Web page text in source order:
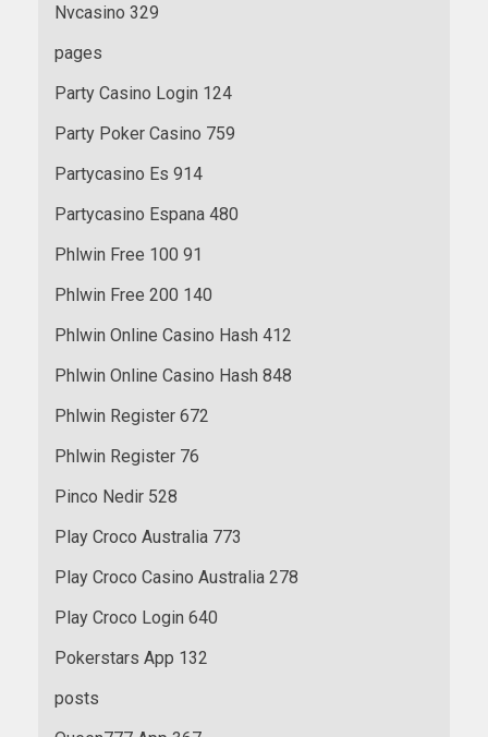
Nvcasino 329
pages
Party Casino Login 124
Party Poker Casino 759
Partycasino Es 914
Partycasino Espana 480
Phlwin Free 100 91
Phlwin Free 200 140
Phlwin Online Casino Hash 412
Phlwin Online Casino Hash 848
Phlwin Register 672
Phlwin Register 76
Pinco Nedir 528
Play Croco Australia 773
Play Croco Casino Australia 278
Play Croco Login 640
Pokerstars App 132
posts